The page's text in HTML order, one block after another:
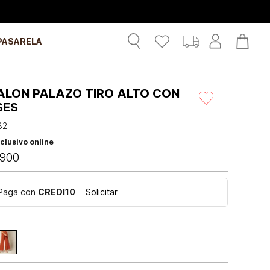
PALAZO TIRO ALTO CON
online
900
con CREDI10 Solicitar